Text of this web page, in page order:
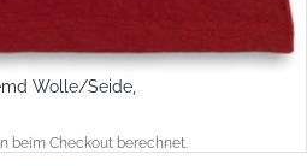
Wolle/Seide,
beim Checkout berechnet.